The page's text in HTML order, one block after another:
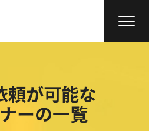
頼が可能な
ーの一覧